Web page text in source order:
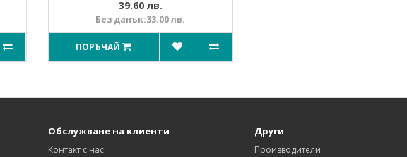
39.60 лв.
Без данък:33.00 лв.
ПОРЪЧАЙ
Обслужване на клиенти
Контакт с нас
Други
Производители